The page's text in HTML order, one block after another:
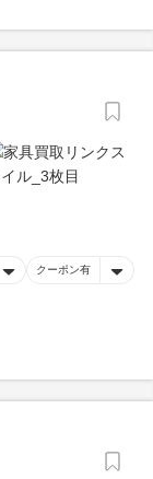
クーポン有